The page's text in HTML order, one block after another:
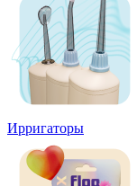
Ирригаторы